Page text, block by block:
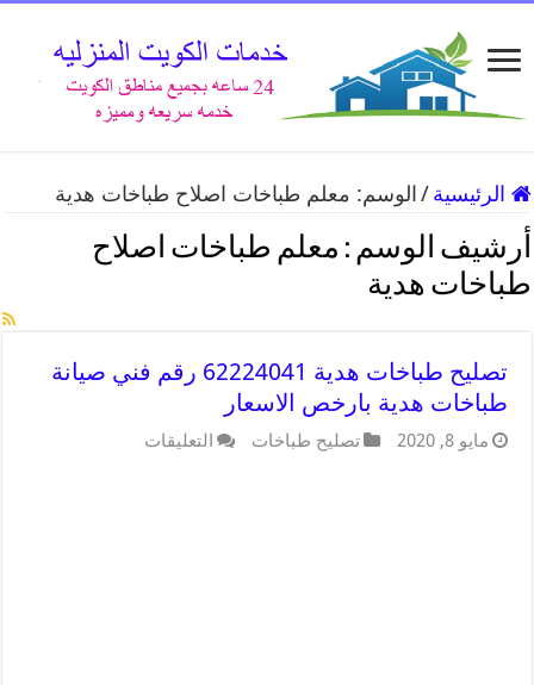
الرئيسية / الوسم: معلم طباخات اصلاح طباخات هدية
أرشيف الوسم : معلم طباخات اصلاح
طباخات هدية
تصليح طباخات هدية 62224041 رقم فني صيانة
طباخات هدية بارخص الاسعار
مايو 8, 2020 تصليح طباخات التعليقات